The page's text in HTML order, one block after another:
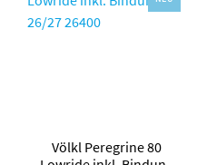
Völkl Peregrine 80